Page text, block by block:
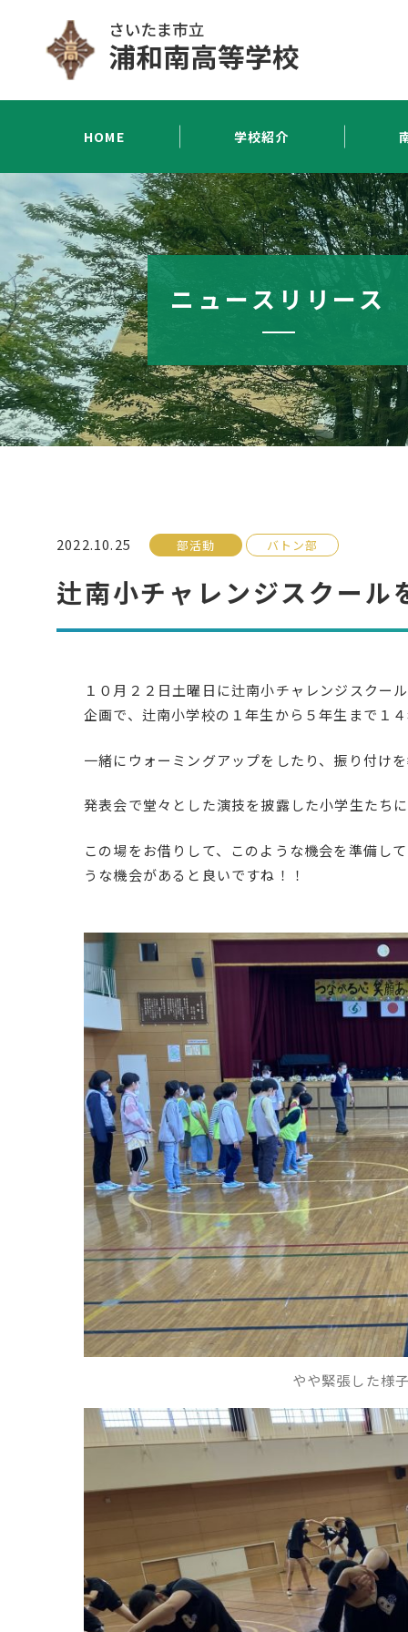
HOME 学校紹介
ニュースリリース
2022.10.25 部活動 バトン部
辻南小チャレンジスクール
１０月２２日土曜日に辻南小チャレンジスクー
企画で、辻南小学校の１年生から５年生まで１
一緒にウォーミングアップをしたり、振り付け
発表会で堂々とした演技を披露した小学生たち
この場をお借りして、このような機会を準備し
うな機会があると良いですね！！
やや緊張した様